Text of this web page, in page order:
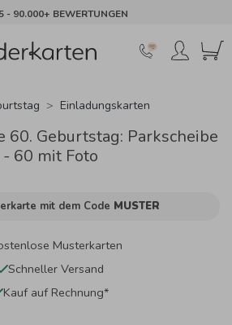
- 90.000+ BEWERTUNGEN
Einladungskarten
60. Geburtstag: Parkscheibe
- 60 mit Foto
mit dem Code MUSTER
Musterkarten
Schneller Versand
Kauf auf Rechnung*